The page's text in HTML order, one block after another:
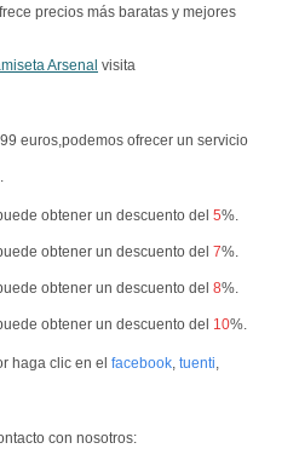
precios más baratas y mejores
Arsenal visita
euros,podemos ofrecer un servicio
obtener un descuento del 5%.
obtener un descuento del 7%.
obtener un descuento del 8%.
obtener un descuento del 10%.
haga clic en el facebook, tuenti,
con nosotros: